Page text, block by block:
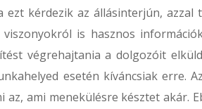
kérdezik az állásinterjún, azzal
is hasznos
végrehajtania a dolgozóit
esetén kíváncsiak erre.
ami menekülésre késztet akár.